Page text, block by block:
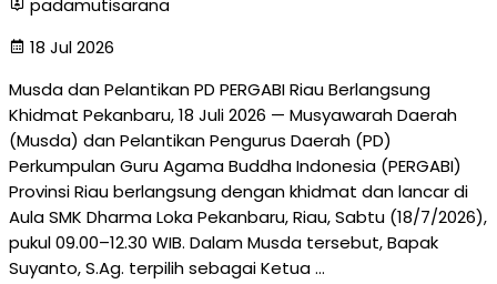
padamutisarana
18 Jul 2026
Musda dan Pelantikan PD PERGABI Riau Berlangsung
Khidmat Pekanbaru, 18 Juli 2026 — Musyawarah Daerah
(Musda) dan Pelantikan Pengurus Daerah (PD)
Perkumpulan Guru Agama Buddha Indonesia (PERGABI)
Provinsi Riau berlangsung dengan khidmat dan lancar di
Aula SMK Dharma Loka Pekanbaru, Riau, Sabtu (18/7/2026),
pukul 09.00–12.30 WIB. Dalam Musda tersebut, Bapak
Suyanto, S.Ag. terpilih sebagai Ketua …